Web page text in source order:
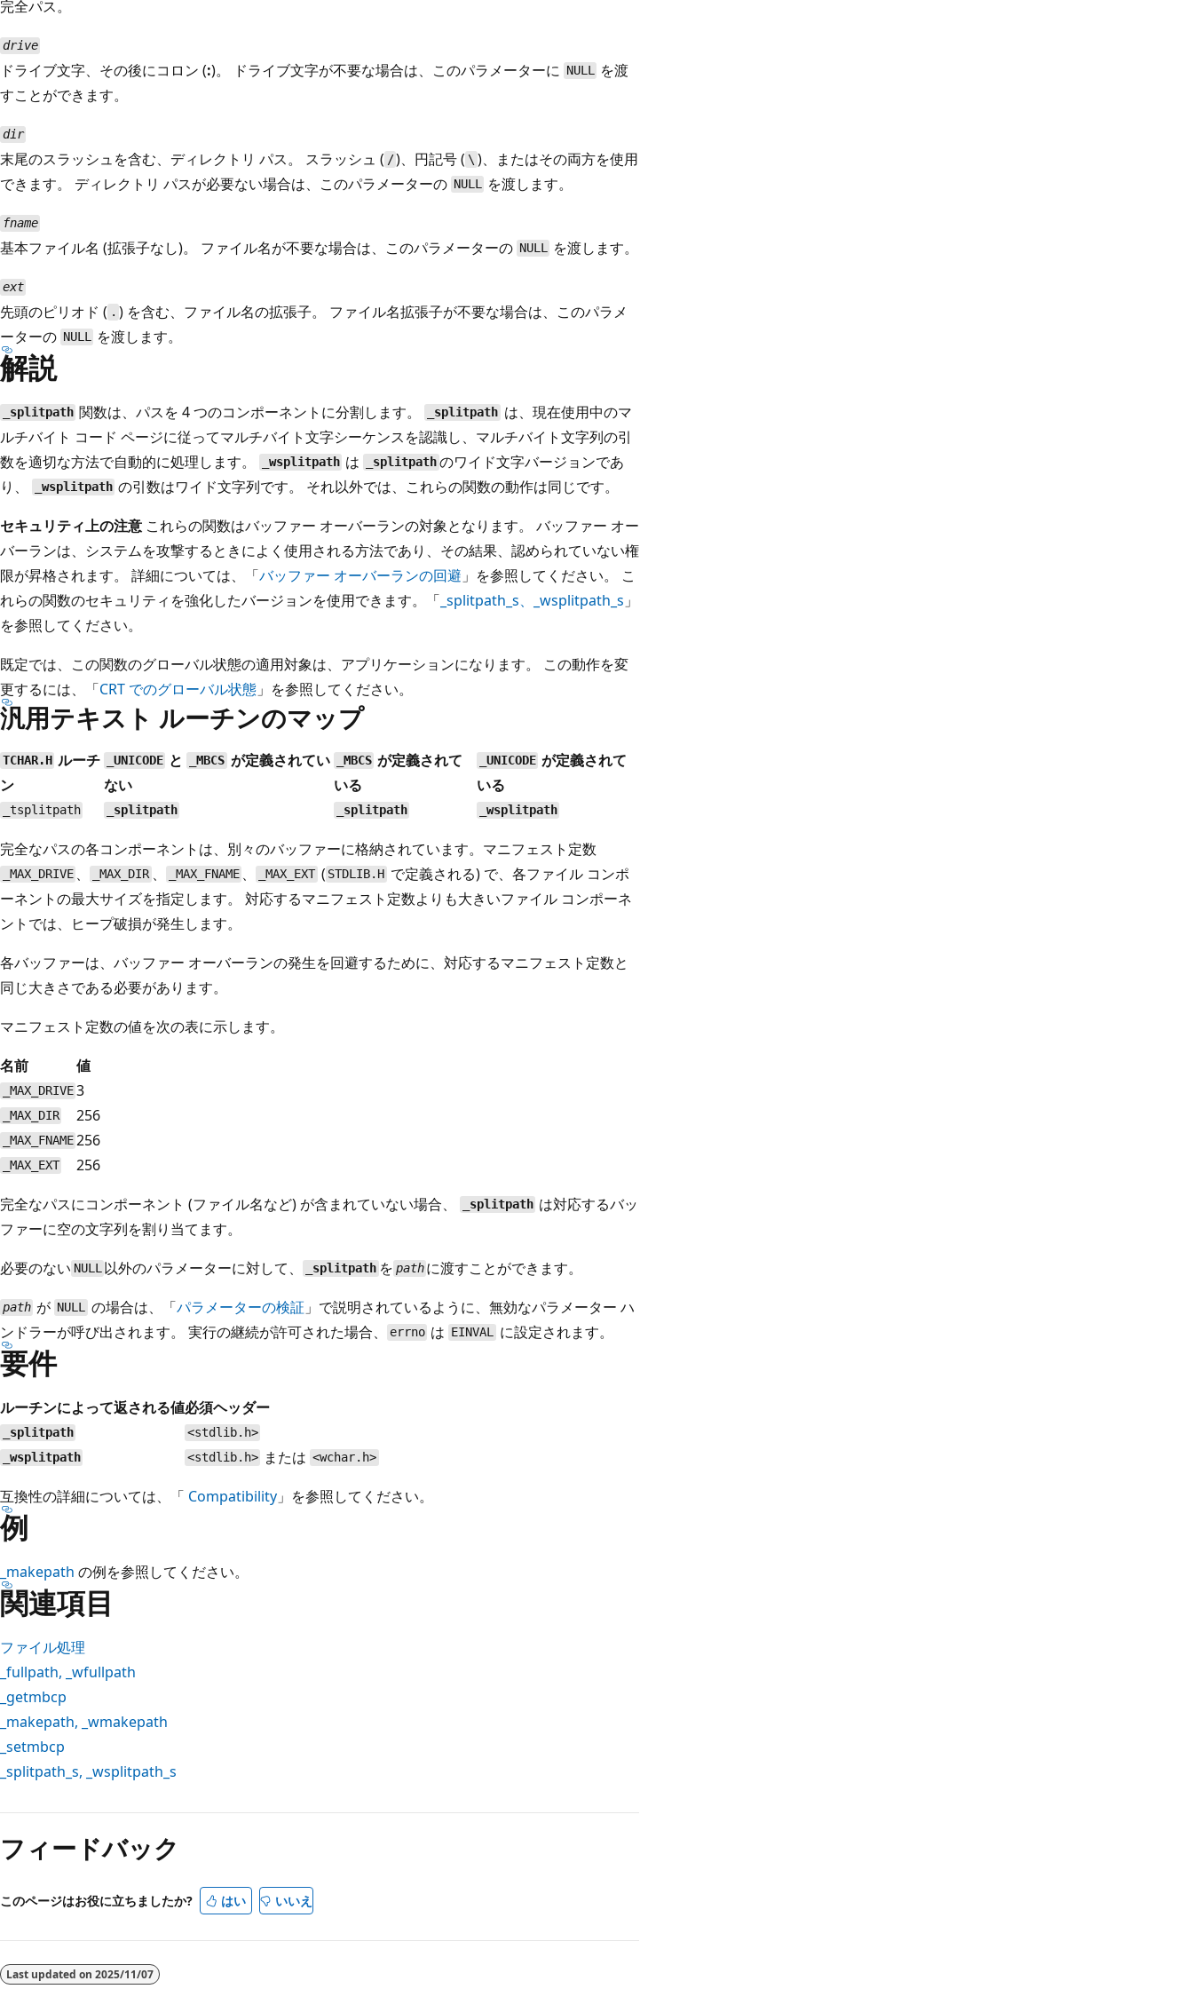
完全パス。
drive
ドライブ文字、その後にコロン (:)。 ドライブ文字が不要な場合は、このパラメーターに NULL を渡
すことができます。
dir
末尾のスラッシュを含む、ディレクトリ パス。 スラッシュ ( /)、円記号 ( \ )、またはその両方を使用
できます。 ディレクトリ パスが必要ない場合は、このパラメーターの NULL を渡します。
fname
基本ファイル名 (拡張子なし)。 ファイル名が不要な場合は、このパラメーターの NULL を渡します。
ext
先頭のピリオド ( . ) を含む、ファイル名の拡張子。 ファイル名拡張子が不要な場合は、このパラメ
ーターの NULL を渡します。
解説
_splitpath 関数は、パスを 4 つのコンポーネントに分割します。 _splitpath は、現在使用中のマ
ルチバイト コード ページに従ってマルチバイト文字シーケンスを認識し、マルチバイト文字列の引
数を適切な方法で自動的に処理します。
_wsplitpath は _splitpathのワイド文字バージョンであ
り、
_wsplitpath の引数はワイド文字列です。 それ以外では、これらの関数の動作は同じです。
セキュリティ上の注意 これらの関数はバッファー オーバーランの対象となります。 バッファー オー
バーランは、システムを攻撃するときによく使用される方法であり、その結果、認められていない権
限が昇格されます。 詳細については、「バッファー オーバーランの回避 」を参照してください。 こ
れらの関数のセキュリティを強化したバージョンを使用できます。「 _splitpath_s、 _wsplitpath_s 」
を参照してください。
既定では、この関数のグローバル状態の適用対象は、アプリケーションになります。 この動作を変
更するには、「CRT でのグローバル状態 」を参照してください。
汎用テキスト ルーチンのマップ
TCHAR.H ルーチ
ン
_UNICODE と _MBCSが定義されてい
ない
_MBCS が定義されて
いる
_UNICODE が定義されて
いる
_tsplitpath _splitpath _splitpath _wsplitpath
完全なパスの各コンポーネントは、別々のバッファーに格納されています。マニフェスト定数
_MAX_DRIVE 、 _MAX_DIR 、 _MAX_FNAME 、 _MAX_EXT ( STDLIB.H で定義される) で、各ファイル コンポ
ーネントの最大サイズを指定します。 対応するマニフェスト定数よりも大きいファイル コンポーネ
ントでは、ヒープ破損が発生します。
各バッファーは、バッファー オーバーランの発生を回避するために、対応するマニフェスト定数と
同じ大きさである必要があります。
マニフェスト定数の値を次の表に示します。
名前
値
_MAX_DRIVE 3
_MAX_DIR 256
_MAX_FNAME 256
_MAX_EXT
256
完全なパスにコンポーネント (ファイル名など) が含まれていない場合、
_splitpath は対応するバッ
ファーに空の文字列を割り当てます。
必要のない NULL 以外のパラメーターに対して、 _splitpath を path に渡すことができます。
path が NULLの場合は、「パラメーターの検証 」で説明されているように、無効なパラメーター ハ
ンドラーが呼び出されます。 実行の継続が許可された場合、
errno は EINVAL に設定されます。
要件
ルーチンによって返される値必須ヘッダー
_splitpath
<stdlib.h>
_wsplitpath
<stdlib.h> または <wchar.h>
互換性の詳細については、「 Compatibility 」を参照してください。
例
_makepath の例を参照してください。
関連項目
ファイル処理
_fullpath, _wfullpath
_getmbcp
_makepath, _wmakepath
_setmbcp
_splitpath_s, _wsplitpath_s
フィードバック
このページはお役に立ちましたか? はい いいえ
Last updated on 2025/11/07